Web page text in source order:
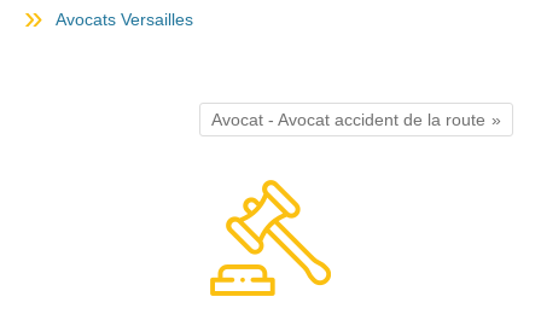
Avocats Versailles
Avocat - Avocat accident de la route